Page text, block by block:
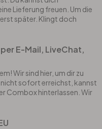
Lieferung freuen. Um die
später. Klingt doch
E-Mail, LiveChat,
Wir sind hier, um dir zu
nicht sofort erreichst, kannst
Combox hinterlassen. Wir